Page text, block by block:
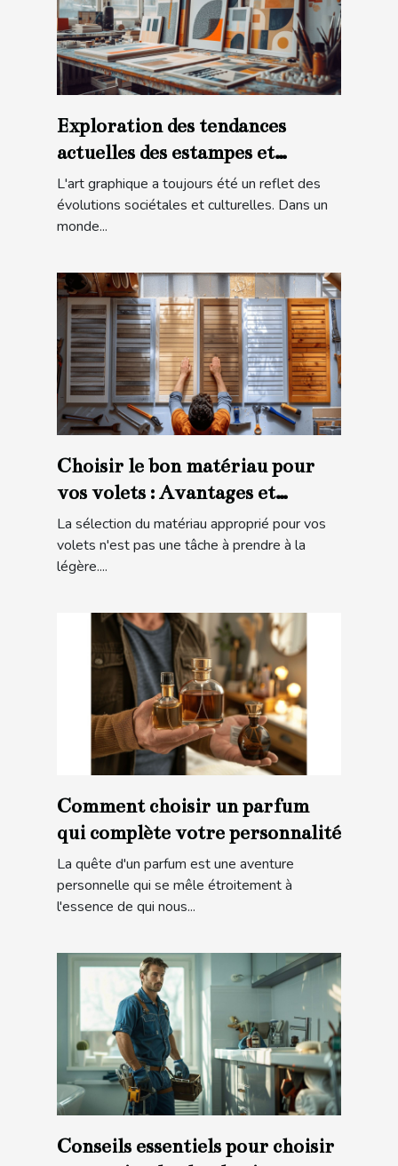
Exploration des tendances
actuelles des estampes et
lithographies modernes
L'art graphique a toujours été un reflet des
évolutions sociétales et culturelles. Dans un
monde...
Choisir le bon matériau pour
vos volets : Avantages et
considérations
La sélection du matériau approprié pour vos
volets n'est pas une tâche à prendre à la
légère....
Comment choisir un parfum
qui complète votre personnalité
La quête d'un parfum est une aventure
personnelle qui se mêle étroitement à
l'essence de qui nous...
Conseils essentiels pour choisir